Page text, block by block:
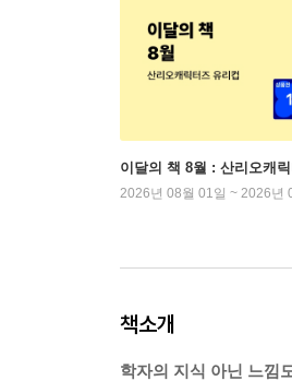
이달의 책 8월 : 산리오캐
2026년 08월 01일 ~ 2026년
책소개
학자의 지식 아닌 느낌